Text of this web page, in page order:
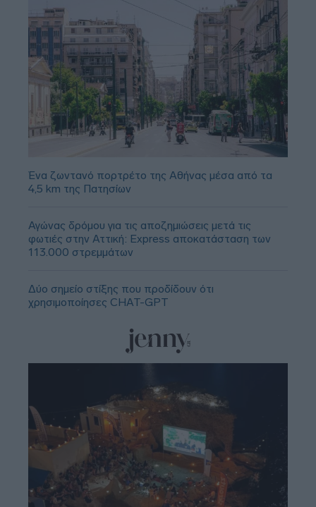
Ένα ζωντανό πορτρέτο της Αθήνας μέσα από τα
4,5 km της Πατησίων
Αγώνας δρόμου για τις αποζημιώσεις μετά τις
φωτιές στην Αττική: Express αποκατάσταση των
113.000 στρεμμάτων
Δύο σημείο στίξης που προδίδουν ότι
χρησιμοποίησες CHAT-GPT